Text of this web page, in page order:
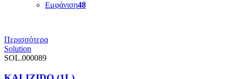
Εμφάνιση48
Περισσότερα
Solution
SOL.000089